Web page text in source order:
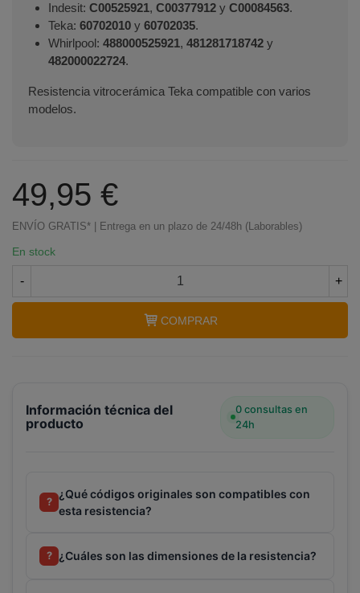
Indesit: C00525921, C00377912 y C00084563.
Teka: 60702010 y 60702035.
Whirlpool: 488000525921, 481281718742 y
482000022724.
Resistencia vitrocerámica Teka compatible con varios
modelos.
49,95 €
ENVÍO GRATIS* | Entrega en un plazo de 24/48h (Laborables)
En stock
- +
COMPRAR
Información técnica del
producto
0 consultas en
24h
?
¿Qué códigos originales son compatibles con
esta resistencia?
? ¿Cuáles son las dimensiones de la resistencia?